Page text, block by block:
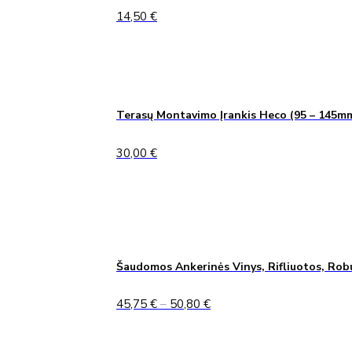
14,50 €
Terasų Montavimo Įrankis Heco (95 –
30,00 €
Šaudomos Ankerinės Vinys, Rifliuotos,
45,75 € – 50,80 €Price